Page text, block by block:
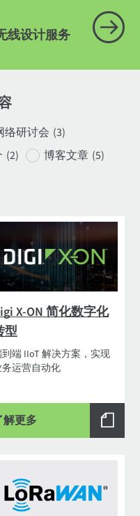
线设计服务
络研讨会 (3)
(2) 博客文章 (5)
X-ON 简化数字化
型
端 IIoT 解决方案，实现
运营自动化
解更多